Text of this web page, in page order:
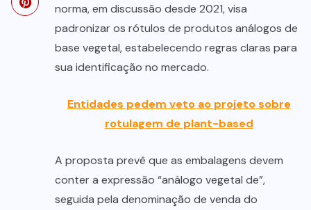
norma, em discussão desde 2021, visa
padronizar os rótulos de produtos análogos de
base vegetal, estabelecendo regras claras para
sua identificação no mercado.
Entidades pedem veto ao projeto sobre
rotulagem de plant-based
A proposta prevê que as embalagens devem
conter a expressão “análogo vegetal de”,
seguida pela denominação de venda do